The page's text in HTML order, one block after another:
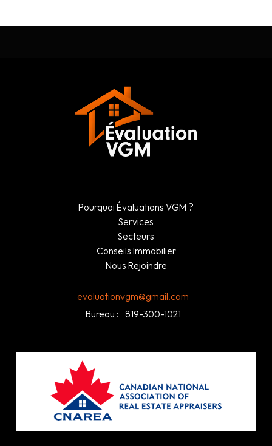
Pourquoi Évaluations VGM ?
Services
Secteurs
Conseils Immobilier
Nous Rejoindre
evaluationvgm@gmail.com
Bureau : 819-300-1021